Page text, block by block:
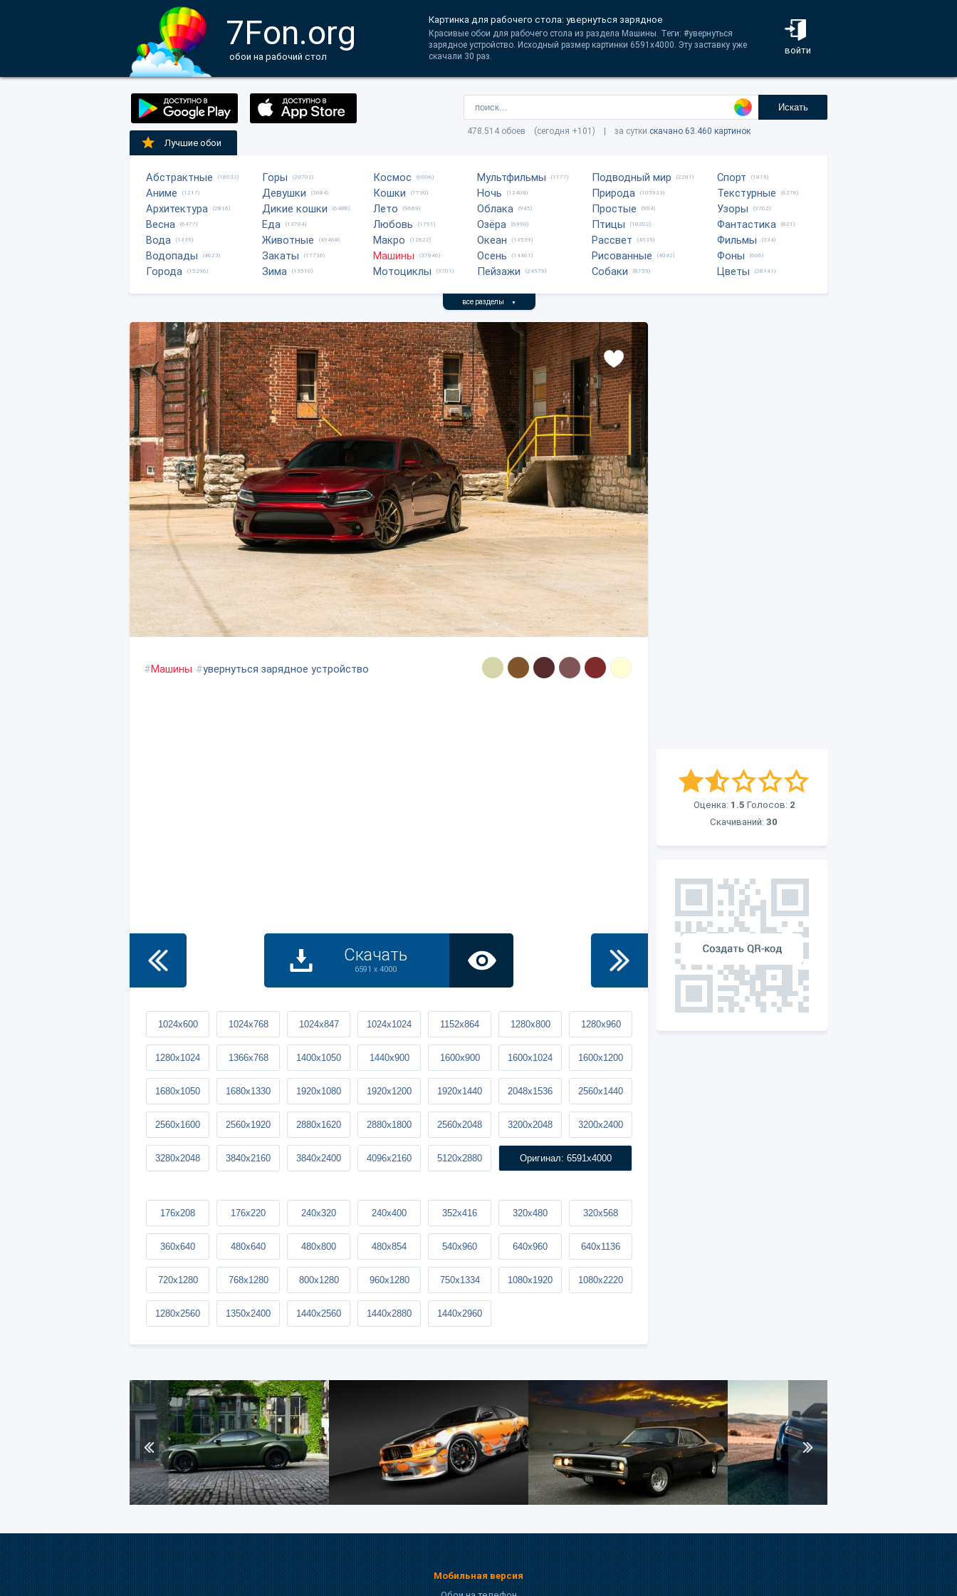
7Fon.org
обои на рабочий стол
войти
Картинка для рабочего стола: увернуться зарядное
Красивые обои для рабочего стола из раздела Машины. Теги: #увернуться
зарядное устройство. Исходный размер картинки 6591x4000. Эту заставку уже
скачали 30 раз.
Искать
478.514 обоев (сегодня +101) | за сутки скачано 63.460 картинок
Лучшие обои
Абстрактные (18032)
Аниме (1217)
Архитектура (2816)
Весна (6477)
Вода (1335)
Водопады (4623)
Города (15296)
Горы (20702)
Девушки (2684)
Дикие кошки (6488)
Еда (13704)
Животные (49468)
Закаты (17738)
Зима (13510)
Космос (6006)
Кошки (7730)
Лето (9669)
Любовь (1791)
Макро (12622)
Машины (37846)
Мотоциклы (3701)
Мультфильмы (1177)
Ночь (12408)
Облака (945)
Озёра (6990)
Океан (13539)
Осень (14461)
Пейзажи (24579)
Подводный мир (2281)
Природа (105933)
Простые (904)
Птицы (10202)
Рассвет (4535)
Рисованные (4042)
Собаки (8759)
Спорт (1815)
Текстурные (6376)
Узоры (3762)
Фантастика (821)
Фильмы (334)
Фоны (606)
Цветы (28141)
все разделы ▼
Оценка: 1.5 Голосов: 2
Скачиваний: 30
#Машины #увернуться зарядное устройство
Скачать
6591 x 4000
1024x600 1024x768 1024x847 1024x1024 1152x864 1280x800 1280x960
1280x1024 1366x768 1400x1050 1440x900 1600x900 1600x1024 1600x1200
1680x1050 1680x1330 1920x1080 1920x1200 1920x1440 2048x1536 2560x1440
2560x1600 2560x1920 2880x1620 2880x1800 2560x2048 3200x2048 3200x2400
3280x2048 3840x2160 3840x2400 4096x2160 5120x2880 Оригинал: 6591x4000
176x208 176x220 240x320 240x400 352x416 320x480 320x568
360x640 480x640 480x800 480x854 540x960 640x960 640x1136
720x1280 768x1280 800x1280 960x1280 750x1334 1080x1920 1080x2220
1280x2560 1350x2400 1440x2560 1440x2880 1440x2960
Мобильная версия